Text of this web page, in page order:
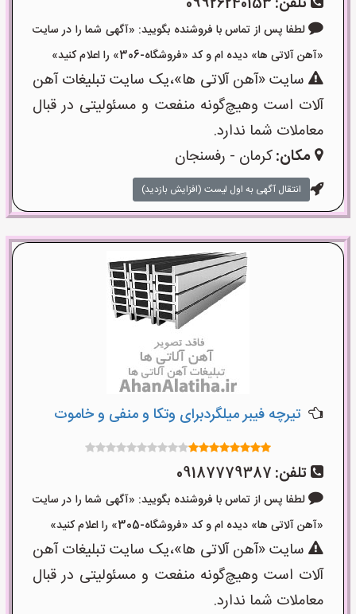
لطفا پس از تماس با فروشنده بگویید: «آگهی شما را در سایت
«آهن آلاتی ها» دیده ام و کد «فروشگاه-306» را اعلام کنید»
سایت «آهن آلاتی ها»،یک سایت تبلیغات آهن
آلات است وهیچ‌گونه منفعت و مسئولیتی در قبال
معاملات شما ندارد.
مکان:کرمان - رفسنجان
انتقال آگهی به اول لیست (افزایش بازدید)
تیرچه فیبر میلگردبرای وتکا و منفی و خاموت
تلفن: 09187779387
لطفا پس از تماس با فروشنده بگویید: «آگهی شما را در سایت
«آهن آلاتی ها» دیده ام و کد «فروشگاه-305» را اعلام کنید»
سایت «آهن آلاتی ها»،یک سایت تبلیغات آهن
آلات است وهیچ‌گونه منفعت و مسئولیتی در قبال
معاملات شما ندارد.